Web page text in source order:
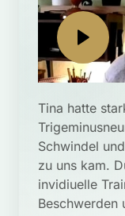
Tina hatte
Schwindel
zu uns kam.
invidiuelle
Beschwerden